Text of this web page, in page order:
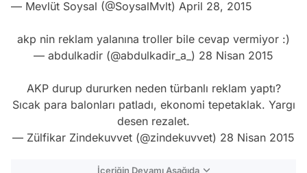
— Mevlüt Soysal (@SoysalMvlt) April 28, 2015
akp nin reklam yalanına troller bile cevap vermiyor :)
— abdulkadir (@abdulkadir_a_) 28 Nisan 2015
AKP durup dururken neden türbanlı reklam yaptı?
Sıcak para balonları patladı, ekonomi tepetaklak. Yargı
desen rezalet.
— Zülfikar Zindekuvvet (@zindekuvvet) 28 Nisan 2015
İçeriğin Devamı Aşağıda